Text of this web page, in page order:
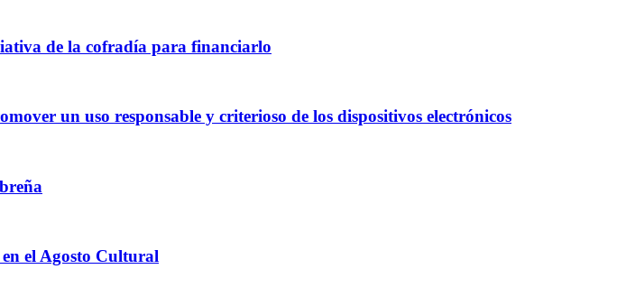
de la cofradía para financiarlo
un uso responsable y criterioso de los dispositivos electrónicos
el Agosto Cultural